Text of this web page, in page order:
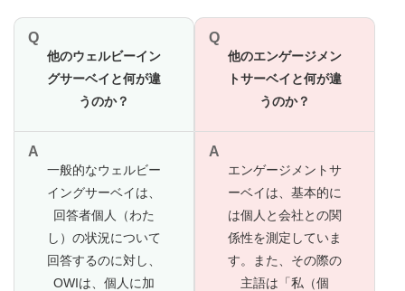
Q
他のウェルビーイン
グサーベイと何が違
うのか？
A
一般的なウェルビー
イングサーベイは、
回答者個人（わた
し）の状況について
回答するのに対し、
OWIは、個人に加
Q
他のエンゲージメン
トサーベイと何が違
うのか？
A
エンゲージメントサ
ーベイは、基本的に
は個人と会社との関
係性を測定していま
す。また、その際の
主語は「私（個